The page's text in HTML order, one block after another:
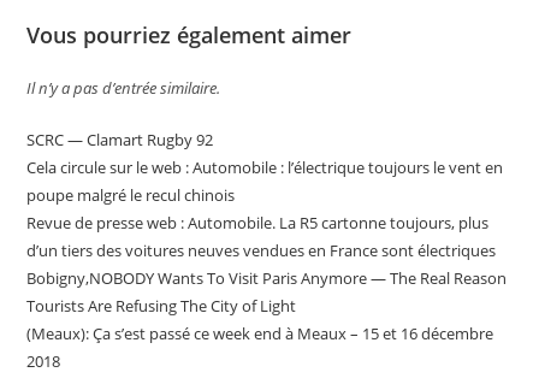
Vous pourriez également aimer
Il n’y a pas d’entrée similaire.
SCRC — Clamart Rugby 92
Cela circule sur le web : Automobile : l’électrique toujours le vent en
poupe malgré le recul chinois
Revue de presse web : Automobile. La R5 cartonne toujours, plus
d’un tiers des voitures neuves vendues en France sont électriques
Bobigny,NOBODY Wants To Visit Paris Anymore — The Real Reason
Tourists Are Refusing The City of Light
(Meaux): Ça s’est passé ce week end à Meaux – 15 et 16 décembre
2018